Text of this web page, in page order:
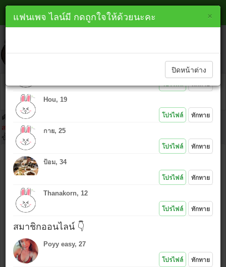
หาเพื่อนไลน์ อุดรธานี line
คำเตือน : ห้ามนำไอดีคนอื่นมาโพสต์โดยเด็ดขาด เพราะ IP ที่ท่านโพสต์
สามารถตามตัวได้ และถ้าเกิดเรื่องมาต้องยอมรับในการกระทำของตัวเอง
ขั้นตอนคลิก
ชื่อ :
ไอดีไลน์ :
ข้อความ :
ใช้รูปเดียวกันกับที่โพสต์ล่าสุด
×
lineme.in.th
ทักทายสมาชิกใหม่ 👇
โปรไฟล์ ทักทาย
Hou, 19
โปรไฟล์ ทักทาย
กาย, 25
โปรไฟล์ ทักทาย
ป้อม, 34
โปรไฟล์ ทักทาย
Thanakorn, 12
โปรไฟล์ ทักทาย
สมาชิกออนไลน์ 👇
Poyy easy, 27
โปรไฟล์ ทักทาย
×
แฟนเพจ ไลน์มี กดถูกใจให้ด้วยนะคะ
ปิดหน้าต่าง